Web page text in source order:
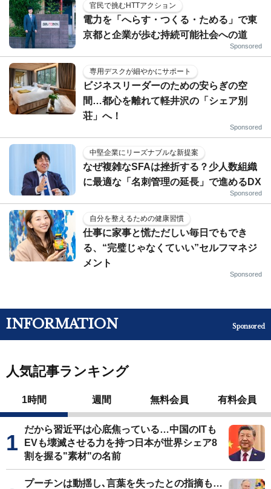
官民で挑むHTTアクション
電力を「へらす・つくる・ためる」で東
京都と企業が歩む持続可能社会への道
Sponsored
専用デスクが細やかにサポート
ビジネスリーダーのための安らぎの空
間…都心を離れて軽井沢の「シェア別
荘」へ！
Sponsored
中堅企業にリーズナブルな新提案
なぜ複雑なSFAは挫折する？少人数組織
に最適な「名刺管理の延長」で進めるDX
Sponsored
自分を整えるための健康習慣
仕事に家事と慌ただしい毎日でもでき
る、“完璧じゃなくていい”セルフマネジ
メント
Sponsored
INFORMATION Sponsored
人気記事ランキング
1時間 週間 無料会員 有料会員
だから習近平は心底焦っている…中国のITも
EVも壊滅させる力を持つ日本が世界シェア8
割を握る"素材"の名前
プーチンは動揺し､言葉を失ったとの指摘も…